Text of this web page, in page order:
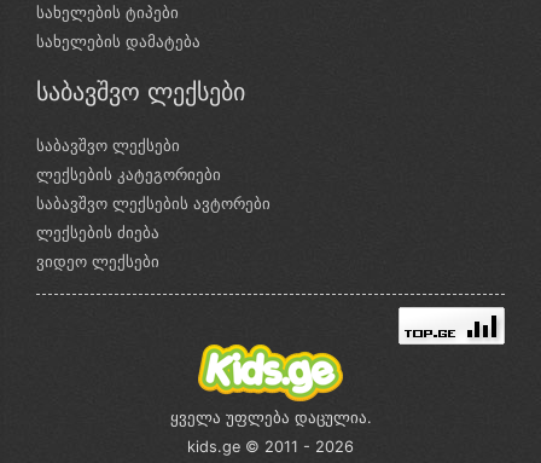
სახელების ტიპები
სახელების დამატება
საბავშვო ლექსები
საბავშვო ლექსები
ლექსების კატეგორიები
საბავშვო ლექსების ავტორები
ლექსების ძიება
ვიდეო ლექსები
ყველა უფლება დაცულია.
kids.ge © 2011 - 2026